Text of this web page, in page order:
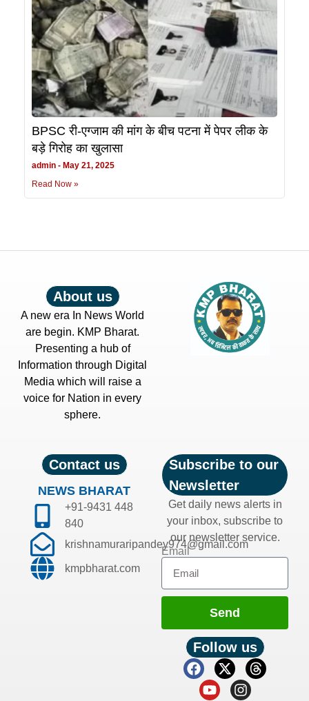
BPSC री-एग्जाम की मांग के बीच पटना में पेपर लीक के
बड़े गिरोह का खुलासा
admin
May 21, 2025
Read Now »
About us
A new era In News World
are begin. KMP Bharat.
Presenting a hub of
Information through Digital
Media which will raise a
voice for Nation in every
sphere.
Contact us
NEWS BHARAT
+91-9431 448
840
krishnamuraripandey974@gmail.com
kmpbharat.com
Subscribe to our
Newsletter
Get daily news alerts in
your inbox, subscribe to
our newsletter service.
Email
Send
Follow us